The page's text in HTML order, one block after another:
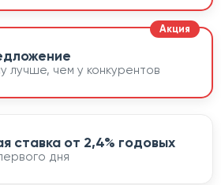
лучше, чем у конкурентов
ставка от 2,4% годовых
дня